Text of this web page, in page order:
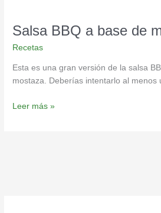
Salsa BBQ a base de
Recetas
Esta es una gran versión de la salsa
mostaza. Deberías intentarlo al menos
Leer más »